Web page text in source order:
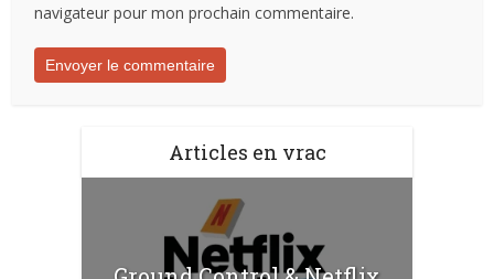
navigateur pour mon prochain commentaire.
Articles en vrac